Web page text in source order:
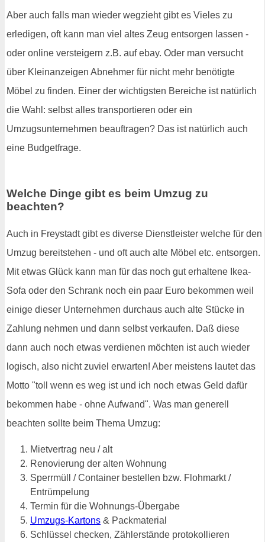
Aber auch falls man wieder wegzieht gibt es Vieles zu
erledigen, oft kann man viel altes Zeug entsorgen lassen -
oder online versteigern z.B. auf ebay. Oder man versucht
über Kleinanzeigen Abnehmer für nicht mehr benötigte
Möbel zu finden. Einer der wichtigsten Bereiche ist natürlich
die Wahl: selbst alles transportieren oder ein
Umzugsunternehmen beauftragen? Das ist natürlich auch
eine Budgetfrage.
Welche Dinge gibt es beim Umzug zu
beachten?
Auch in Freystadt gibt es diverse Dienstleister welche für den
Umzug bereitstehen - und oft auch alte Möbel etc. entsorgen.
Mit etwas Glück kann man für das noch gut erhaltene Ikea-
Sofa oder den Schrank noch ein paar Euro bekommen weil
einige dieser Unternehmen durchaus auch alte Stücke in
Zahlung nehmen und dann selbst verkaufen. Daß diese
dann auch noch etwas verdienen möchten ist auch wieder
logisch, also nicht zuviel erwarten! Aber meistens lautet das
Motto "toll wenn es weg ist und ich noch etwas Geld dafür
bekommen habe - ohne Aufwand". Was man generell
beachten sollte beim Thema Umzug:
Mietvertrag neu / alt
Renovierung der alten Wohnung
Sperrmüll / Container bestellen bzw. Flohmarkt /
Entrümpelung
Termin für die Wohnungs-Übergabe
Umzugs-Kartons & Packmaterial
Schlüssel checken, Zählerstände protokollieren